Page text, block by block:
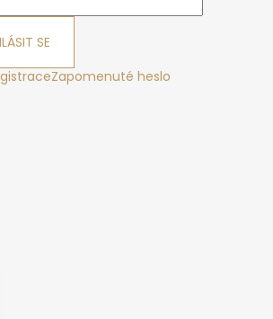
SE
Zapomenuté heslo